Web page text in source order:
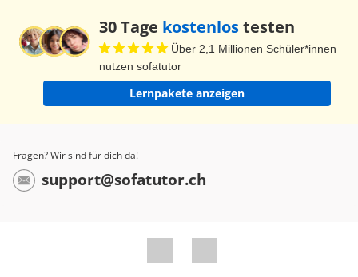
30 Tage kostenlostesten
Über 2,1 Millionen Schüler*innen
nutzen sofatutor
Lernpakete anzeigen
Fragen? Wir sind für dich da!
support@sofatutor.ch